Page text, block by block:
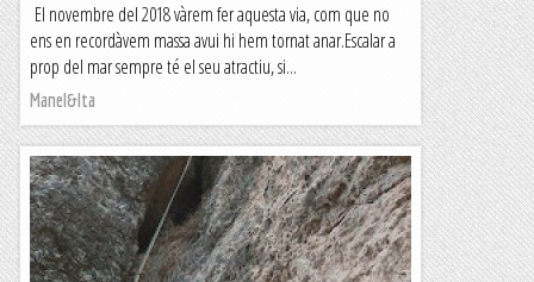
El novembre del 2018 vàrem fer aquesta via, com que no
ens en recordàvem massa avui hi hem tornat anar.Escalar a
prop del mar sempre té el seu atractiu, si...
Manel&Ita